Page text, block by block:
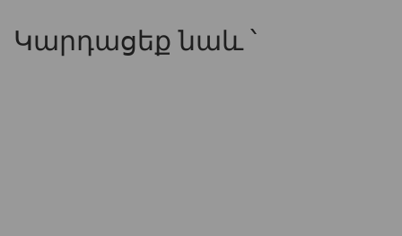
Կարդացեք նաև ՝